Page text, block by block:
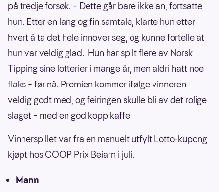
på tredje forsøk. – Dette går bare ikke an, fortsatte
hun. Etter en lang og fin samtale, klarte hun etter
hvert å ta det hele innover seg, og kunne fortelle at
hun var veldig glad. Hun har spilt flere av Norsk
Tipping sine lotterier i mange år, men aldri hatt noe
flaks – før nå. Premien kommer ifølge vinneren
veldig godt med, og feiringen skulle bli av det rolige
slaget – med en god kopp kaffe.
Vinnerspillet var fra en manuelt utfylt Lotto-kupong
kjøpt hos COOP Prix Beiarn i juli.
Mann